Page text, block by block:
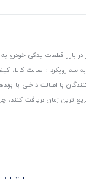
بازار قطعات یدکی
سه رویکرد : اصالت
با اصالت داخلی
ترین زمان دریافت